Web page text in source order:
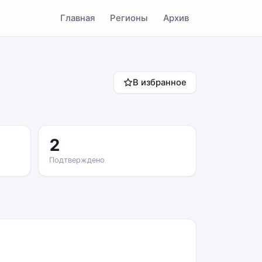
Главная Регионы Архив
В избранное
2
Подтверждено